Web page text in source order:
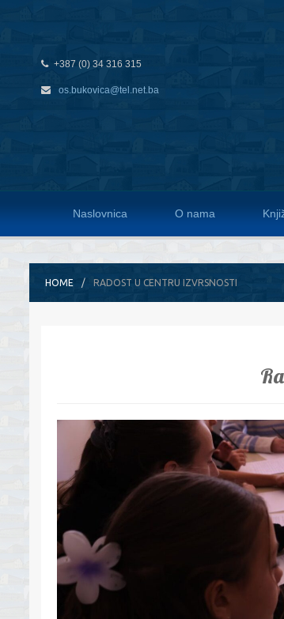
+387 (0) 34 316 315
os.bukovica@tel.net.ba
Naslovnica O nama
HOME RADOST U CENTRU IZVRSNOSTI